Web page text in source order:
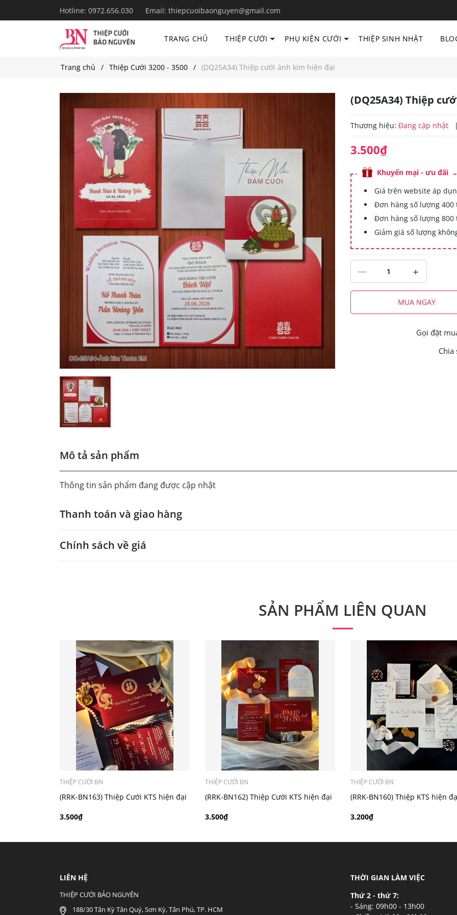
Hotline: 0972.656.030 Email: thiepcuoibaonguyen@gmail.com
TRANG CHỦ THIỆP CƯỚI PHỤ KIỆN CƯỚI THIỆP SINH NHẬT
Trang chủ Thiệp Cưới 3200 - 3500 (DQ25A34) Thiệp cưới ánh kim hiện đại
(DQ25A34) Thiệp
Thương hiệu: Đang cập nhật
3.500₫
Khuyến mại - ưu đãi
Giá trên website áp
Đơn hàng số lượng 400
Đơn hàng số lượng 800
Giảm giá số lượng
MUA NGAY
Gọi đặt
Chia
Mô tả sản phẩm
Thông tin sản phẩm đang được cập nhật
Thanh toán và giao hàng
Chính sách về giá
- Mẫu dưới 3000 giá chưa bao gồm bản đồ, quý khách có nhu cầu in bản đồ sẽ có mức phí 300 - 500
SẢN PHẨM LIÊN QUAN
THIỆP CƯỚI BN
(RRK-BN163) Thiệp Cưới KTS hiện đại
3.500₫
THIỆP CƯỚI BN
(RRK-BN162) Thiệp Cưới KTS hiện đại
3.500₫
THIỆP CƯỚI BN
(RRK-BN160) Thiệp KTS hiện
3.200₫
LIÊN HỆ
THIỆP CƯỚI BẢO NGUYÊN
188/30 Tân Kỳ Tân Quý, Sơn Kỳ, Tân Phú, TP. HCM
THỜI GIAN LÀM VIỆC
Thứ 2 - thứ 7:
- Sáng: 09h00 - 13h00